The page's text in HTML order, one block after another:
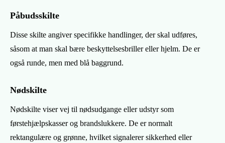
Påbudsskilte
Disse skilte angiver specifikke handlinger, der skal udføres,
såsom at man skal bære beskyttelsesbriller eller hjelm. De er
også runde, men med blå baggrund.
Nødskilte
Nødskilte viser vej til nødsudgange eller udstyr som
førstehjælpskasser og brandslukkere. De er normalt
rektangulære og grønne, hvilket signalerer sikkerhed eller